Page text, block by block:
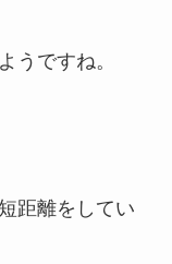
うですね。
距離をしてい